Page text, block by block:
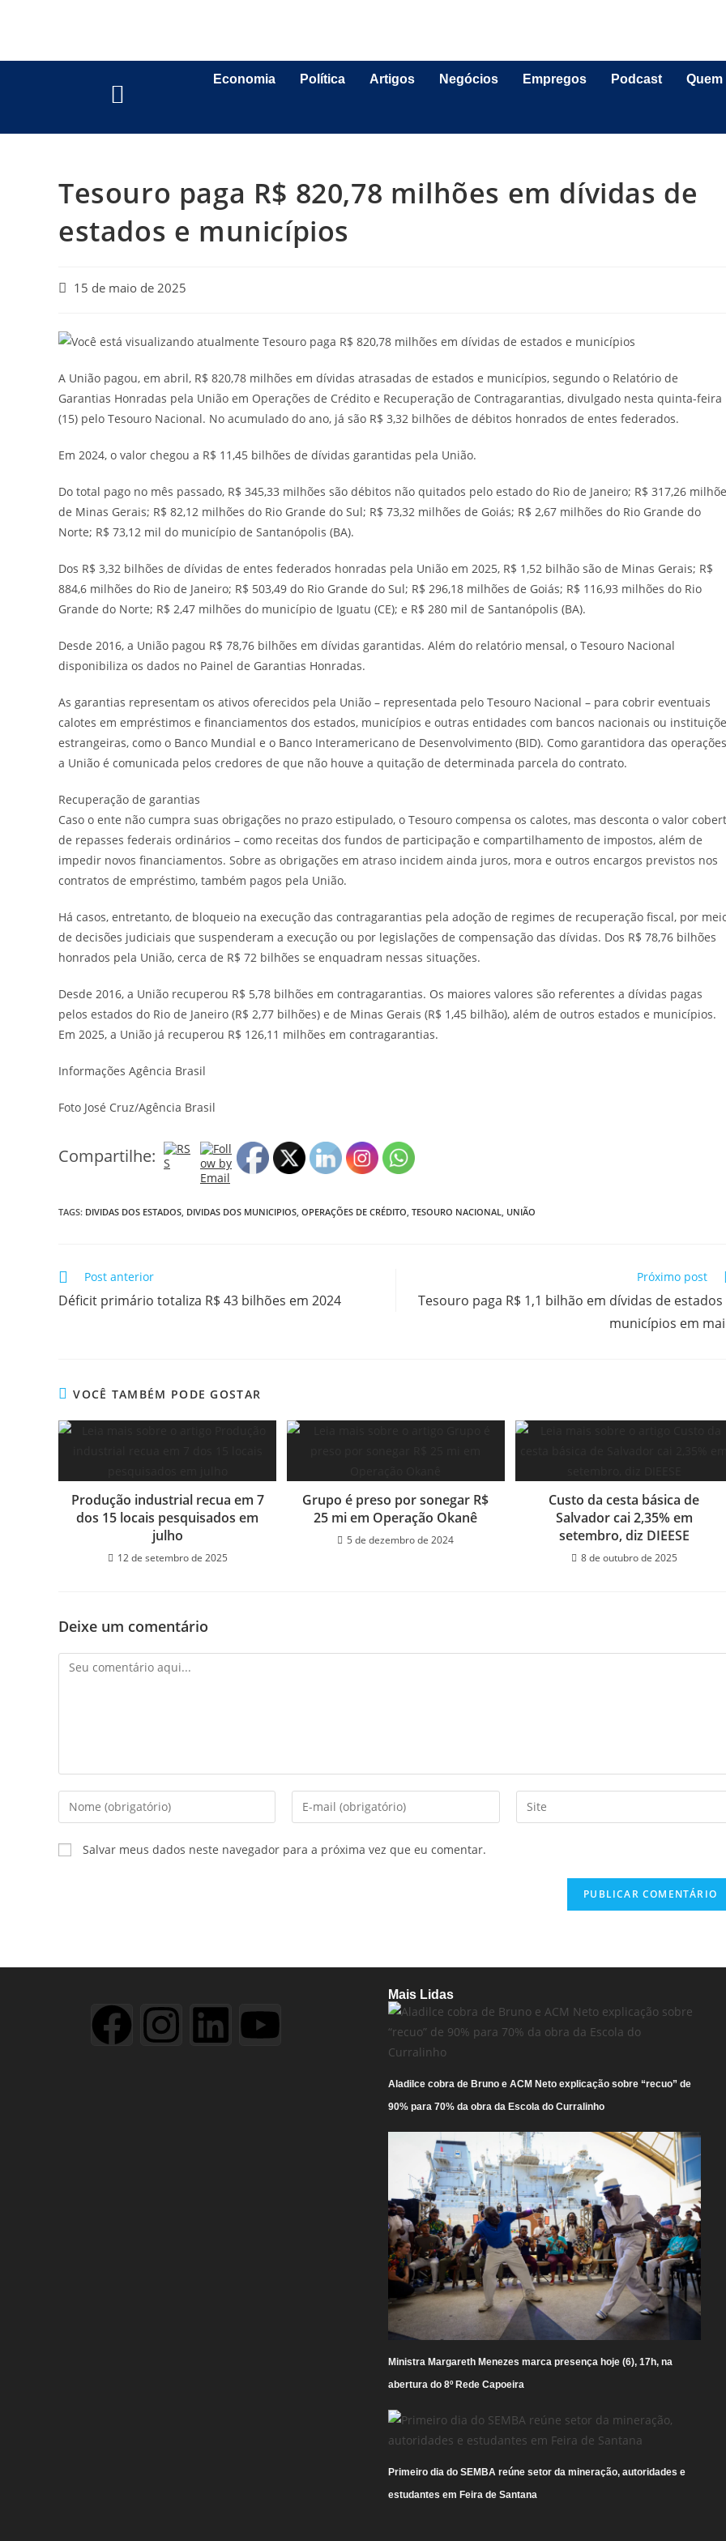
Economia Política Artigos Negócios Empregos Podcast
Tesouro paga R$ 820,78 milhões em dívidas de
estados e municípios
15 de maio de 2025
A União pagou, em abril, R$ 820,78 milhões em dívidas atrasadas de estados e municípios, segundo o Relatório de
Garantias Honradas pela União em Operações de Crédito e Recuperação de Contragarantias, divulgado nesta quinta-feira
(15) pelo Tesouro Nacional. No acumulado do ano, já são R$ 3,32 bilhões de débitos honrados de entes federados.
Em 2024, o valor chegou a R$ 11,45 bilhões de dívidas garantidas pela União.
Do total pago no mês passado, R$ 345,33 milhões são débitos não quitados pelo estado do Rio de Janeiro; R$ 317,26
de Minas Gerais; R$ 82,12 milhões do Rio Grande do Sul; R$ 73,32 milhões de Goiás; R$ 2,67 milhões do Rio Grande do
Norte; R$ 73,12 mil do município de Santanópolis (BA).
Dos R$ 3,32 bilhões de dívidas de entes federados honradas pela União em 2025, R$ 1,52 bilhão são de Minas Gerais; R$
884,6 milhões do Rio de Janeiro; R$ 503,49 do Rio Grande do Sul; R$ 296,18 milhões de Goiás; R$ 116,93 milhões do Rio
Grande do Norte; R$ 2,47 milhões do município de Iguatu (CE); e R$ 280 mil de Santanópolis (BA).
Desde 2016, a União pagou R$ 78,76 bilhões em dívidas garantidas. Além do relatório mensal, o Tesouro Nacional
disponibiliza os dados no Painel de Garantias Honradas.
As garantias representam os ativos oferecidos pela União – representada pelo Tesouro Nacional – para cobrir eventuais
calotes em empréstimos e financiamentos dos estados, municípios e outras entidades com bancos nacionais ou
estrangeiras, como o Banco Mundial e o Banco Interamericano de Desenvolvimento (BID). Como garantidora das
a União é comunicada pelos credores de que não houve a quitação de determinada parcela do contrato.
Recuperação de garantias
Caso o ente não cumpra suas obrigações no prazo estipulado, o Tesouro compensa os calotes, mas desconta o valor
de repasses federais ordinários – como receitas dos fundos de participação e compartilhamento de impostos, além de
impedir novos financiamentos. Sobre as obrigações em atraso incidem ainda juros, mora e outros encargos previstos nos
contratos de empréstimo, também pagos pela União.
Há casos, entretanto, de bloqueio na execução das contragarantias pela adoção de regimes de recuperação fiscal, por
de decisões judiciais que suspenderam a execução ou por legislações de compensação das dívidas. Dos R$ 78,76 bilhões
honrados pela União, cerca de R$ 72 bilhões se enquadram nessas situações.
Desde 2016, a União recuperou R$ 5,78 bilhões em contragarantias. Os maiores valores são referentes a dívidas pagas
pelos estados do Rio de Janeiro (R$ 2,77 bilhões) e de Minas Gerais (R$ 1,45 bilhão), além de outros estados e municípios.
Em 2025, a União já recuperou R$ 126,11 milhões em contragarantias.
Informações Agência Brasil
Foto José Cruz/Agência Brasil
Compartilhe:
TAGS: DIVIDAS DOS ESTADOS DIVIDAS DOS MUNICIPIOS OPERAÇÕES DE CRÉDITO TESOURO NACIONAL UNIÃO
Post anterior
Déficit primário totaliza R$ 43 bilhões em 2024
Próximo post
Tesouro paga R$ 1,1 bilhão em dívidas de estados
municípios em
VOCÊ TAMBÉM PODE GOSTAR
Produção industrial recua em 7
dos 15 locais pesquisados em
julho
12 de setembro de 2025
Grupo é preso por sonegar R$
25 mi em Operação Okanê
5 de dezembro de 2024
Custo da cesta básica de
Salvador cai 2,35% em
setembro, diz DIEESE
8 de outubro de 2025
Deixe um comentário
Salvar meus dados neste navegador para a próxima vez que eu comentar.
Mais Lidas
Aladilce cobra de Bruno e ACM Neto explicação sobre “recuo” de
90% para 70% da obra da Escola do Curralinho
Ministra Margareth Menezes marca presença hoje (6), 17h, na
abertura do 8º Rede Capoeira
Primeiro dia do SEMBA reúne setor da mineração, autoridades e
estudantes em Feira de Santana